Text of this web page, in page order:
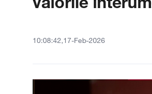
10:08:42,17-Feb-2026